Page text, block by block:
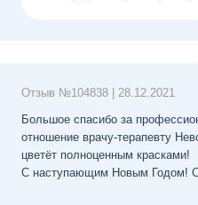
Отзыв №104838
28.12.2021
Большое спасибо за
отношение врачу-терапевту
цветёт полноценным красками!
С наступающим Новым Годом!